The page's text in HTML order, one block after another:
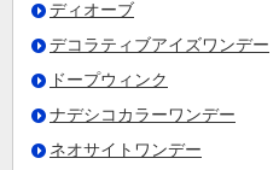
ディオーブ
デコラティブアイズワンデー
ドープウィンク
ナデシコカラーワンデー
ネオサイトワンデー